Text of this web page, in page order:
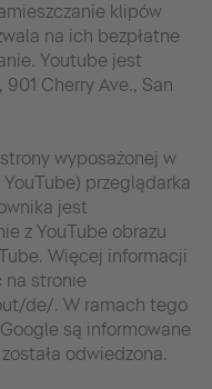
klipów
na ich bezpłatne
Youtube jest
Cherry Ave., San
wyposażonej w
przeglądarka
jest
z YouTube obrazu
Więcej informacji
na stronie
de/. W ramach tego
są informowane
odwiedzona.